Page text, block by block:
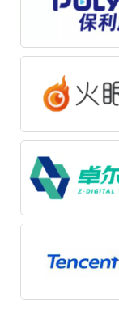
《ABM增长之道
张陆鹏 火眼云CEO
《现场互动实战:
11:50 - 12:00
周鑫 保利威市场